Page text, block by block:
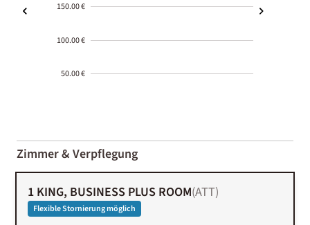
150.00 €
100.00 €
50.00 €
01-02
Zimmer & Verpflegung
1 KING, BUSINESS PLUS ROOM(ATT)
Flexible Stornierung möglich